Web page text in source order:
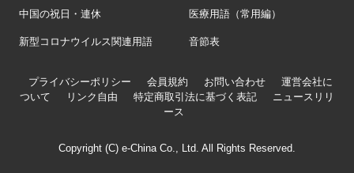
中国の祝日・連休 医療用語（常用編）
新型コロナウイルス関連用語 音節表
プライバシーポリシー 会員規約 お問い合わせ
運営会社に
ついて
リンク自由 特定商取引法に基づく表記
ニュースリリ
ース
Copyright (C) e-China Co., Ltd. All Rights Reserved.